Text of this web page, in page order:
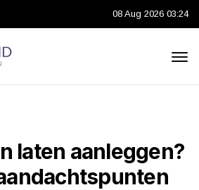
08 Aug 2026 03:24
laten aanleggen?